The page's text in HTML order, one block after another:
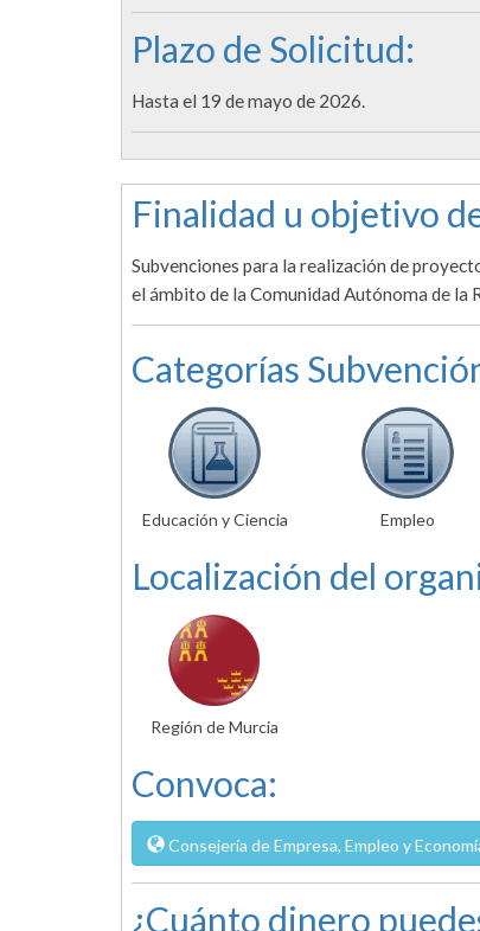
Plazo de Solicitud:
Hasta el 19 de mayo de 2026.
Finalidad u objetivo
Subvenciones para la realización de
el ámbito de la Comunidad Autónoma de la
Categorías
Educación y Ciencia Empleo
Localización del
Región de Murcia
Convoca:
Consejería de Empresa, Empleo y
¿Cuánto dinero